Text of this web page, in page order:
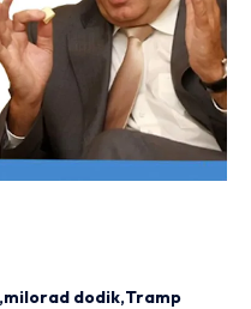
milorad dodik Tramp